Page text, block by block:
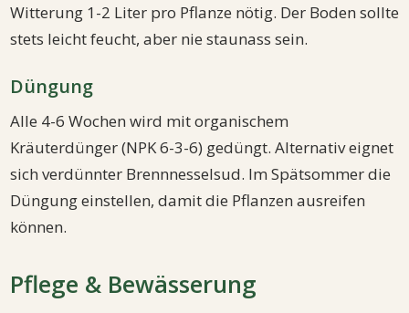
Witterung 1-2 Liter pro Pflanze nötig. Der Boden sollte
stets leicht feucht, aber nie staunass sein.
Düngung
Alle 4-6 Wochen wird mit organischem
Kräuterdünger (NPK 6-3-6) gedüngt. Alternativ eignet
sich verdünnter Brennnesselsud. Im Spätsommer die
Düngung einstellen, damit die Pflanzen ausreifen
können.
Pflege & Bewässerung